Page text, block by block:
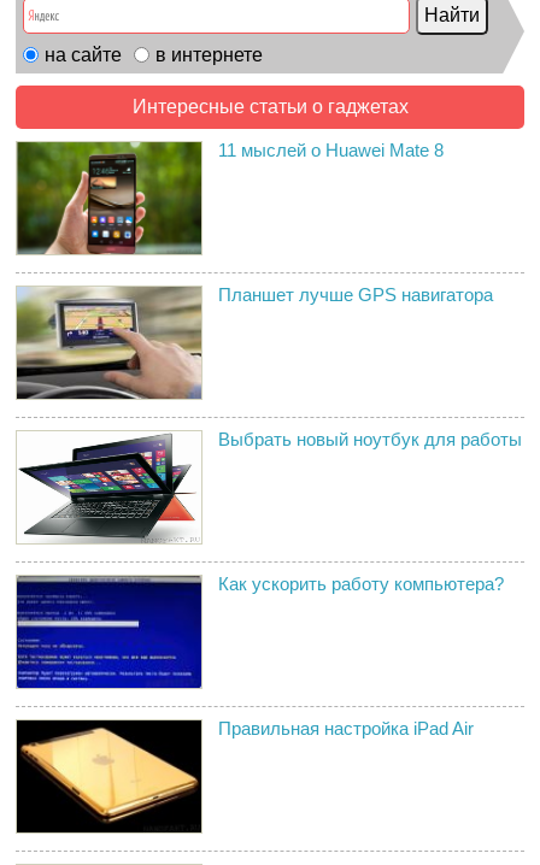
на сайте в интернете
Интересные статьи о гаджетах
11 мыслей о Huawei Mate 8
Планшет лучше GPS навигатора
Выбрать новый ноутбук для работы
Как ускорить работу компьютера?
Правильная настройка iPad Air